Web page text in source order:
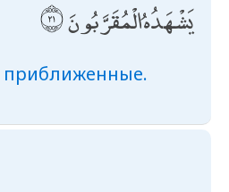
يَشْهَدُهُ الْمُقَرَّبُونَ
приближенные.